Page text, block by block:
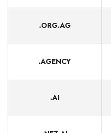
.ORG.AG
.AGENCY
.AI